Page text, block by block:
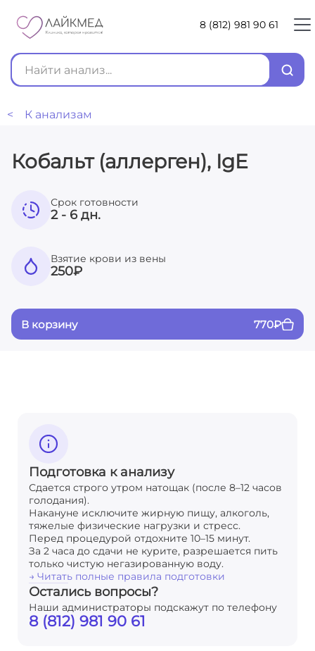
8 (812) 981 90 61
< К анализам
Кобальт (аллерген), IgE
Срок готовности
2 - 6 дн.
Взятие крови из вены
250₽
В корзину 770₽
Подготовка к анализу
Сдается строго утром натощак (после 8–12 часов
голодания).
Накануне исключите жирную пищу, алкоголь,
тяжелые физические нагрузки и стресс.
Перед процедурой отдохните 10–15 минут.
За 2 часа до сдачи не курите, разрешается пить
только чистую негазированную воду.
→ Читать полные правила подготовки
Остались вопросы?
Наши администраторы подскажут по телефону
8 (812) 981 90 61